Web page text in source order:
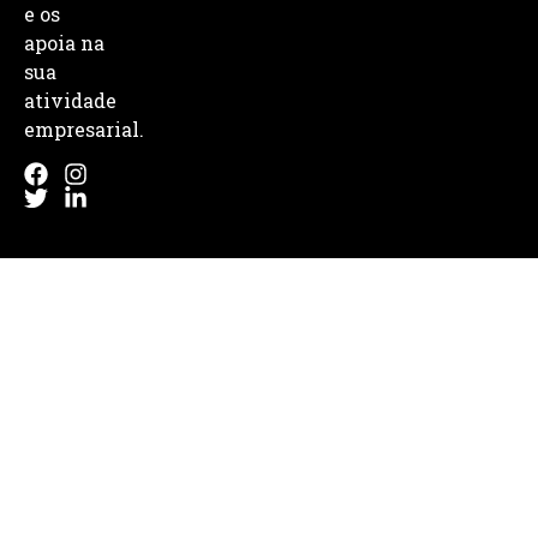
e os
apoia na
sua
atividade
empresarial.